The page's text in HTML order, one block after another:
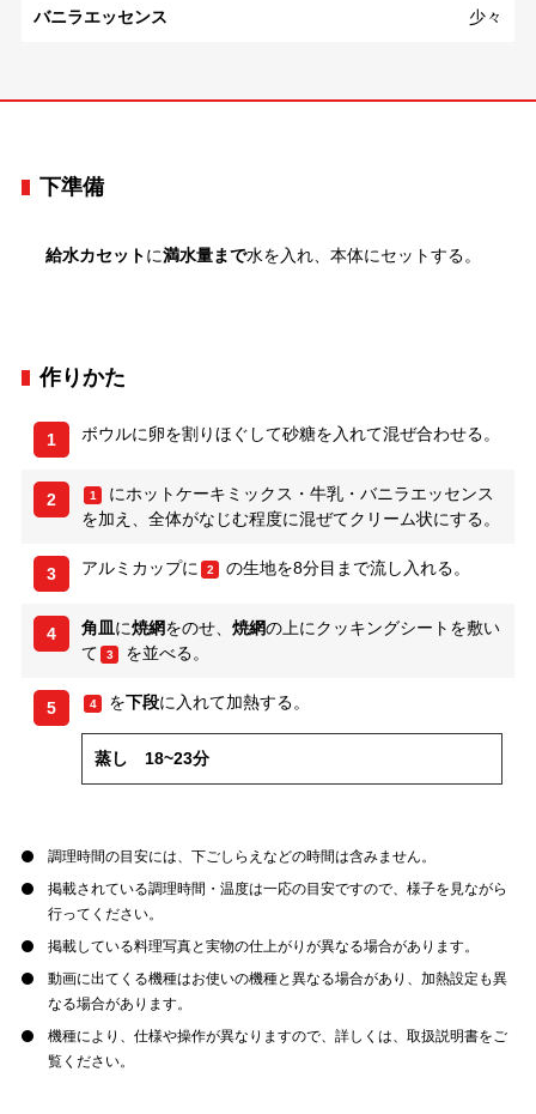
バニラエッセンス 少々
下準備
給水カセットに満水量まで水を入れ、本体にセットする。
作りかた
1 ボウルに卵を割りほぐして砂糖を入れて混ぜ合わせる。
2 1
にホットケーキミックス・牛乳・バニラエッセンス
を加え、全体がなじむ程度に混ぜてクリーム状にする。
3 アルミカップに 2 の生地を8分目まで流し入れる。
4 角皿に焼網をのせ、 焼網の上にクッキングシートを敷い
て
3 を並べる。
5 4 を下段に入れて加熱する。
蒸し 18~23分
調理時間の目安には、下ごしらえなどの時間は含みません。
掲載されている調理時間・温度は一応の目安ですので、様子を見ながら
行ってください。
掲載している料理写真と実物の仕上がりが異なる場合があります。
動画に出てくる機種はお使いの機種と異なる場合があり、加熱設定も異
なる場合があります。
機種により、仕様や操作が異なりますので、詳しくは、取扱説明書をご
覧ください。